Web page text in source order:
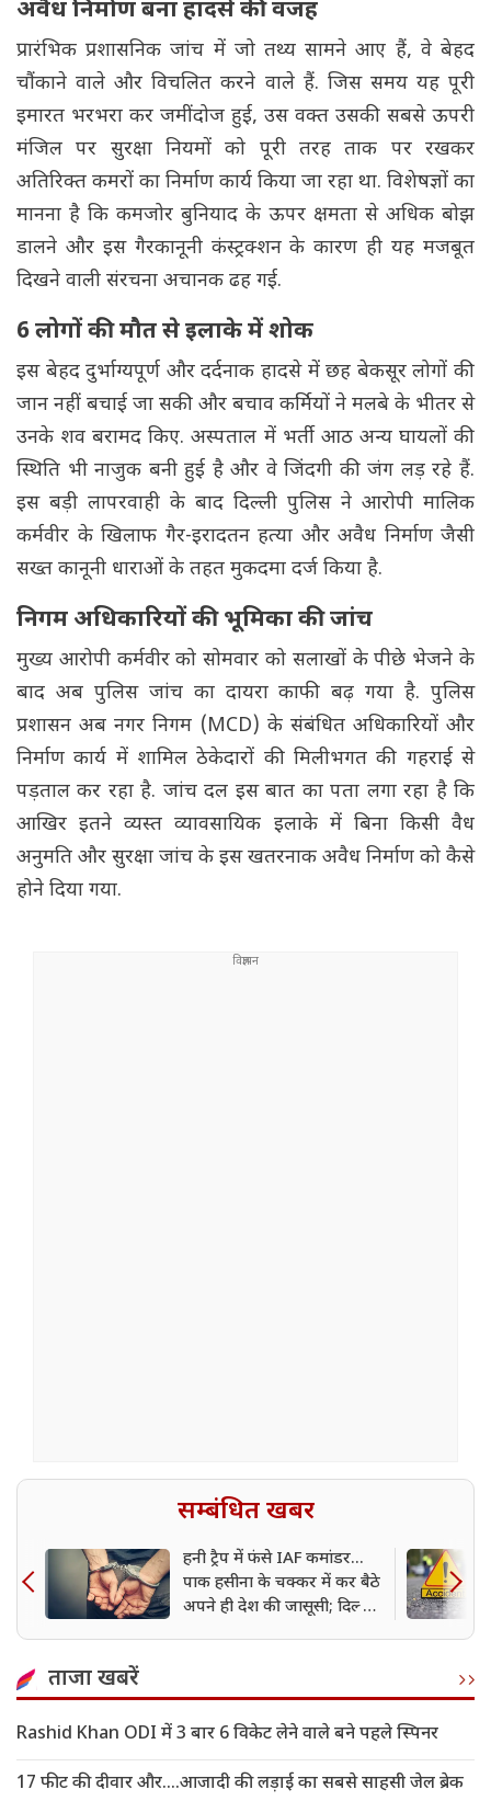
अवैध निर्माण बना हादसे की वजह
प्रारंभिक प्रशासनिक जांच में जो तथ्य सामने आए हैं, वे बेहद
चौंकाने वाले और विचलित करने वाले हैं. जिस समय यह पूरी
इमारत भरभरा कर जमींदोज हुई, उस वक्त उसकी सबसे ऊपरी
मंजिल पर सुरक्षा नियमों को पूरी तरह ताक पर रखकर
अतिरिक्त कमरों का निर्माण कार्य किया जा रहा था. विशेषज्ञों का
मानना है कि कमजोर बुनियाद के ऊपर क्षमता से अधिक बोझ
डालने और इस गैरकानूनी कंस्ट्रक्शन के कारण ही यह मजबूत
दिखने वाली संरचना अचानक ढह गई.
6 लोगों की मौत से इलाके में शोक
इस बेहद दुर्भाग्यपूर्ण और दर्दनाक हादसे में छह बेकसूर लोगों की
जान नहीं बचाई जा सकी और बचाव कर्मियों ने मलबे के भीतर से
उनके शव बरामद किए. अस्पताल में भर्ती आठ अन्य घायलों की
स्थिति भी नाजुक बनी हुई है और वे जिंदगी की जंग लड़ रहे हैं.
इस बड़ी लापरवाही के बाद दिल्ली पुलिस ने आरोपी मालिक
कर्मवीर के खिलाफ गैर-इरादतन हत्या और अवैध निर्माण जैसी
सख्त कानूनी धाराओं के तहत मुकदमा दर्ज किया है.
निगम अधिकारियों की भूमिका की जांच
मुख्य आरोपी कर्मवीर को सोमवार को सलाखों के पीछे भेजने के
बाद अब पुलिस जांच का दायरा काफी बढ़ गया है. पुलिस
प्रशासन अब नगर निगम (MCD) के संबंधित अधिकारियों और
निर्माण कार्य में शामिल ठेकेदारों की मिलीभगत की गहराई से
पड़ताल कर रहा है. जांच दल इस बात का पता लगा रहा है कि
आखिर इतने व्यस्त व्यावसायिक इलाके में बिना किसी वैध
अनुमति और सुरक्षा जांच के इस खतरनाक अवैध निर्माण को कैसे
होने दिया गया.
सम्बंधित खबर
हनी ट्रैप में फंसे IAF कमांडर...
पाक हसीना के चक्कर में कर बैठे
अपने ही देश की जासूसी; दिल्ली
ताजा खबरें
Rashid Khan ODI में 3 बार 6 विकेट लेने वाले बने पहले स्पिनर
17 फीट की दीवार और....आजादी की लड़ाई का सबसे साहसी जेल ब्रेक